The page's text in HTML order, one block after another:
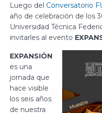
Luego del Conversatorio
año de celebración de los
Universidad Técnica
invitarles al evento
EXPANSIÓN
es una
jornada que
hace visible
los seis años
de nuestra